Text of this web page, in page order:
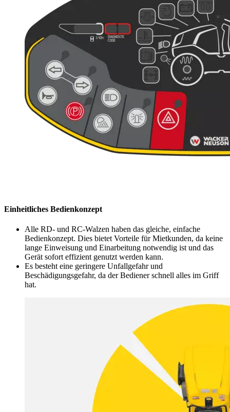
Einheitliches Bedienkonzept
Alle RD- und RC-Walzen haben das gleiche, einfache
Bedienkonzept. Dies bietet Vorteile für Mietkunden, da keine
lange Einweisung und Einarbeitung notwendig ist und das
Gerät sofort effizient genutzt werden kann.
Es besteht eine geringere Unfallgefahr und
Beschädigungsgefahr, da der Bediener schnell alles im Griff
hat.